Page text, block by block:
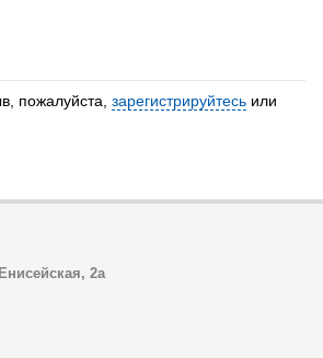
пожалуйста, зарегистрируйтесь или
2а